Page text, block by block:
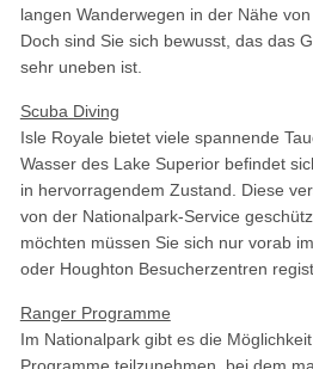
langen Wanderwegen in der Nähe
Doch sind Sie sich bewusst, das das
sehr uneben ist.
Scuba Diving
Isle Royale bietet viele spannende
Wasser des Lake Superior befindet
in hervorragendem Zustand. Diese
von der Nationalpark-Service
möchten müssen Sie sich nur vorab
oder Houghton Besucherzentren
Ranger Programme
Im Nationalpark gibt es die